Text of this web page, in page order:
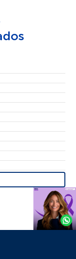
Agende
Whatsapp